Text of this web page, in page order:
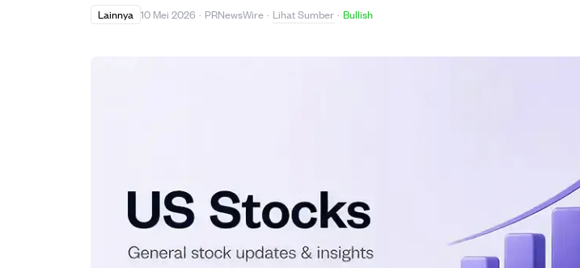
Lainnya 10 Mei 2026 · PRNewsWire · Lihat Sumber · Bullish